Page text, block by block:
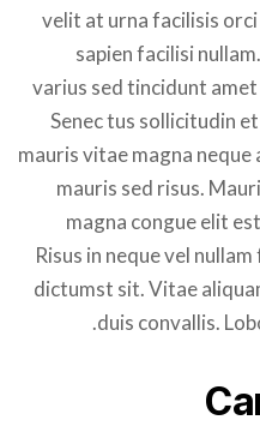
velit at urna facilisis orci
sapien facilisi
varius sed tincidunt
Senec tus sollicitudin
mauris vitae magna
mauris sed risus.
magna congue elit
Risus in neque vel
dictumst sit. Vitae
duis convallis.